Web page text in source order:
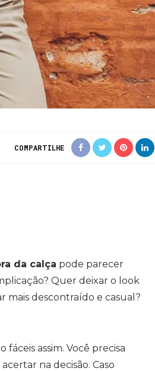
COMPARTILHE
da calça pode parecer
Quer deixar o look
mais descontraído e casual?
fáceis assim. Você precisa
na decisão. Caso